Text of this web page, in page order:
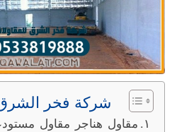
شركة فخر
مقاول هناجر مقاول